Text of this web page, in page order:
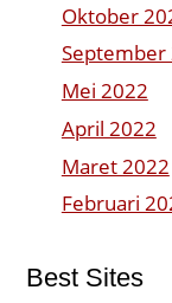
Oktober
September
Mei 2022
April 2022
Maret 2022
Februari
Best Sites